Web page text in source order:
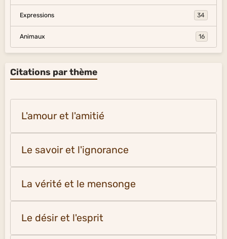
Expressions 34
Animaux 16
Citations par thème
L'amour et l'amitié
Le savoir et l'ignorance
La vérité et le mensonge
Le désir et l'esprit